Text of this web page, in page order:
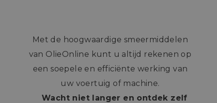
Met de hoogwaardige smeermiddelen
van OlieOnline kunt u altijd rekenen op
een soepele en efficiënte werking van
uw voertuig of machine.
Wacht niet langer en ontdek zelf